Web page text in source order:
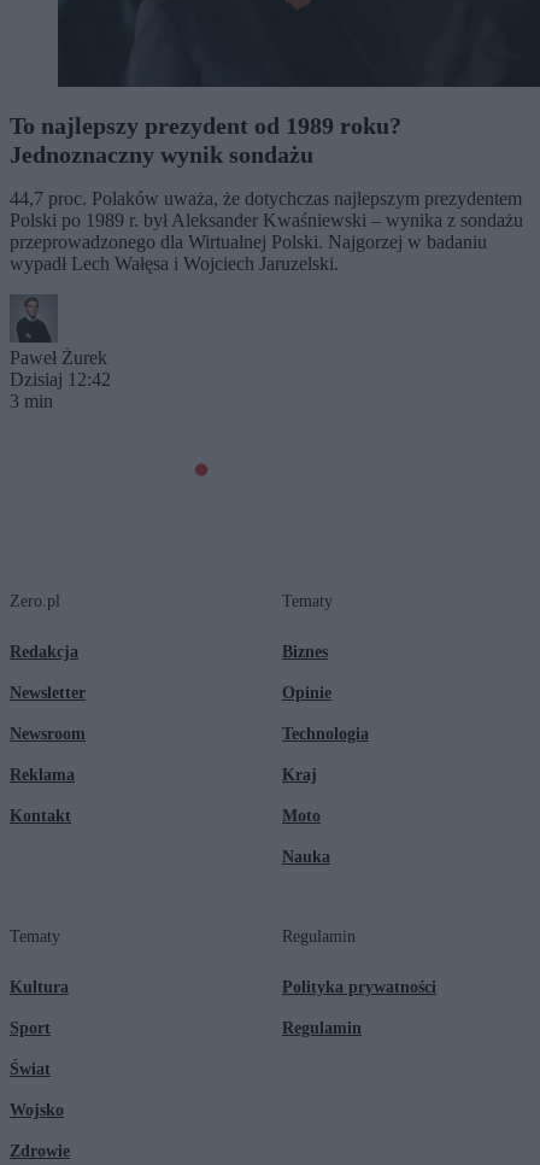
To najlepszy prezydent od 1989 roku?
Jednoznaczny wynik sondażu
44,7 proc. Polaków uważa, że dotychczas najlepszym prezydentem
Polski po 1989 r. był Aleksander Kwaśniewski – wynika z sondażu
przeprowadzonego dla Wirtualnej Polski. Najgorzej w badaniu
wypadł Lech Wałęsa i Wojciech Jaruzelski.
Paweł Żurek
Dzisiaj 12:42
3 min
Zero.pl
Redakcja
Newsletter
Newsroom
Reklama
Kontakt
Tematy
Biznes
Opinie
Technologia
Kraj
Moto
Nauka
Tematy
Kultura
Sport
Świat
Wojsko
Zdrowie
Regulamin
Polityka prywatności
Regulamin